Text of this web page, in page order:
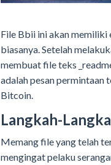
File Bbii ini akan
biasanya. Setelah
membuat file teks
adalah pesan permintaan
Bitcoin.
Langkah-
Memang file yang telah
mengingat pelaku